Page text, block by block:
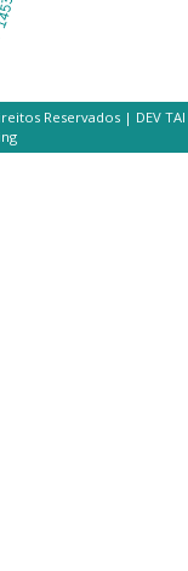
Reservados | DEV TAI